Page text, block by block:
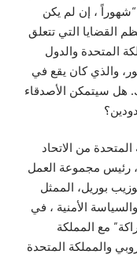
، إن لم يكن
القضايا التي تتعلق
المتحدة والدول
والذي كان يقع في
هل سيتمكن الأصدقاء
من الاتحاد
رئيس مجموعة العمل
بوريل، الممثل
الأمنية ، في
مع المملكة
والمملكة المتحدة